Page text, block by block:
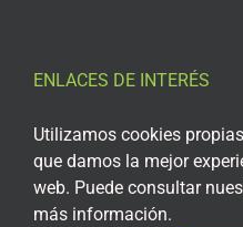
ENLACES DE INTERÉS
Aviso Legal
Política de privacidad
Política de privacidad Redes
Utilizamos cookies
que damos la mejor
web. Puede consultar
más información.